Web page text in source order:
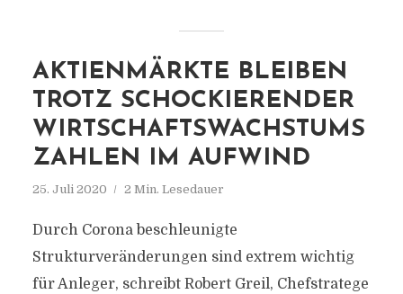
AKTIENMÄRKTE BLEIBEN
TROTZ SCHOCKIERENDER
WIRTSCHAFTSWACHSTUMS
ZAHLEN IM AUFWIND
25. Juli 2020 2 Min. Lesedauer
Durch Corona beschleunigte
Strukturveränderungen sind extrem wichtig
für Anleger, schreibt Robert Greil, Chefstratege